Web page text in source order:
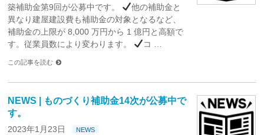
築補助金第9回が公募中です。
他の補助金と
異なり建屋建設費も補助金の対象となるなど、
補助金の上限が 8,000 万円から 1 億円と高額で
す。従業員数により変わります。
コ …
この記事を読む
NEWS | ものづくり補助金14次が公募中で
す。
2023年1月23日 NEWS